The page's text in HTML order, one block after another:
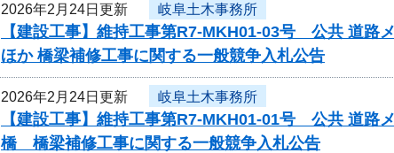
2026年2月24日更新 岐阜土木事務所
【建設工事】維持工事第R7-MKH01-03号 公共 道路
ほか 橋梁補修工事に関する一般競争入札公告
2026年2月24日更新 岐阜土木事務所
【建設工事】維持工事第R7-MKH01-01号 公共 道路
橋 橋梁補修工事に関する一般競争入札公告